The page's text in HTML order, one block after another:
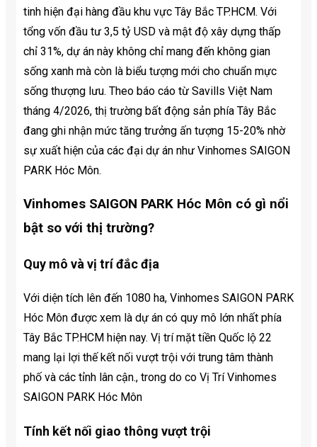
tinh hiện đại hàng đầu khu vực Tây Bắc TP.HCM. Với
tổng vốn đầu tư 3,5 tỷ USD và mật độ xây dựng thấp
chỉ 31%, dự án này không chỉ mang đến không gian
sống xanh mà còn là biểu tượng mới cho chuẩn mực
sống thượng lưu. Theo báo cáo từ Savills Việt Nam
tháng 4/2026, thị trường bất động sản phía Tây Bắc
đang ghi nhận mức tăng trưởng ấn tượng 15-20% nhờ
sự xuất hiện của các đại dự án như Vinhomes SAIGON
PARK Hóc Môn.
Vinhomes SAIGON PARK Hóc Môn có gì nổi
bật so với thị trường?
Quy mô và vị trí đắc địa
Với diện tích lên đến 1080 ha, Vinhomes SAIGON PARK
Hóc Môn được xem là dự án có quy mô lớn nhất phía
Tây Bắc TP.HCM hiện nay. Vị trí mặt tiền Quốc lộ 22
mang lại lợi thế kết nối vượt trội với trung tâm thành
phố và các tỉnh lân cận., trong do co Vị Trí Vinhomes
SAIGON PARK Hóc Môn
Tính kết nối giao thông vượt trội